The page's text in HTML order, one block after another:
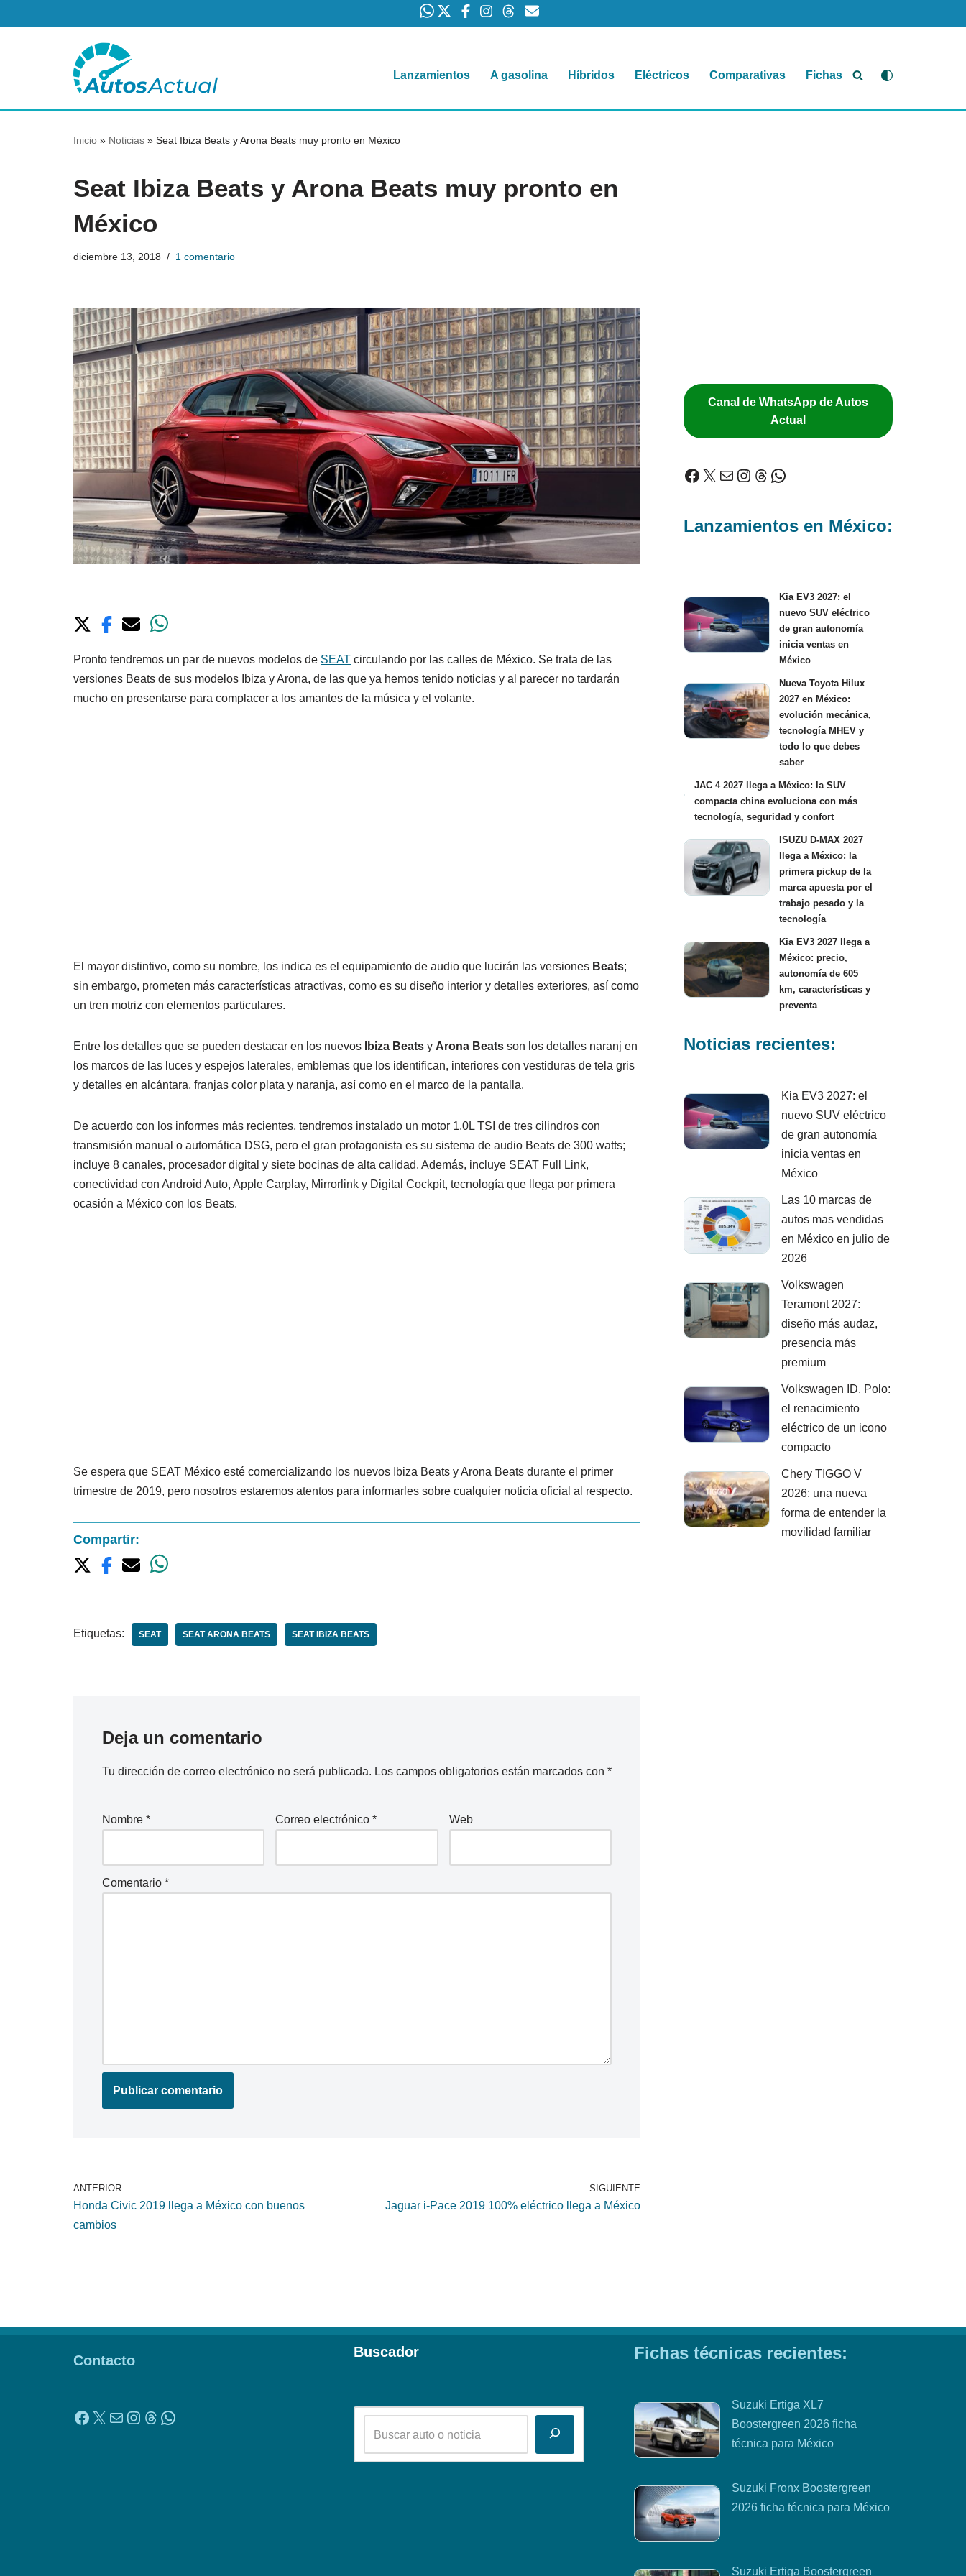
contenido
Lanzamientos A gasolina Híbridos Eléctricos Comparativas Fichas
Inicio » Noticias » Seat Ibiza Beats y Arona Beats muy pronto en México
Seat Ibiza Beats y Arona Beats muy pronto en
México
diciembre 13, 2018 1 comentario
Pronto tendremos un par de nuevos modelos de SEAT circulando por las calles de México. Se trata de las
versiones Beats de sus modelos Ibiza y Arona, de las que ya hemos tenido noticias y al parecer no tardarán
mucho en presentarse para complacer a los amantes de la música y el volante.
El mayor distintivo, como su nombre, los indica es el equipamiento de audio que lucirán las versiones Beats;
sin embargo, prometen más características atractivas, como es su diseño interior y detalles exteriores, así como
un tren motriz con elementos particulares.
Entre los detalles que se pueden destacar en los nuevos Ibiza Beats y Arona Beats son los detalles naranj en
los marcos de las luces y espejos laterales, emblemas que los identifican, interiores con vestiduras de tela gris
y detalles en alcántara, franjas color plata y naranja, así como en el marco de la pantalla.
De acuerdo con los informes más recientes, tendremos instalado un motor 1.0L TSI de tres cilindros con
transmisión manual o automática DSG, pero el gran protagonista es su sistema de audio Beats de 300 watts;
incluye 8 canales, procesador digital y siete bocinas de alta calidad. Además, incluye SEAT Full Link,
conectividad con Android Auto, Apple Carplay, Mirrorlink y Digital Cockpit, tecnología que llega por primera
ocasión a México con los Beats.
Se espera que SEAT México esté comercializando los nuevos Ibiza Beats y Arona Beats durante el primer
trimestre de 2019, pero nosotros estaremos atentos para informarles sobre cualquier noticia oficial al respecto.
Compartir:
Etiquetas: SEAT SEAT ARONA BEATS SEAT IBIZA BEATS
Deja un comentario
Tu dirección de correo electrónico no será publicada. Los campos obligatorios están marcados con *
Nombre * Correo electrónico* Web
Comentario *
ANTERIOR
Honda Civic 2019 llega a México con buenos
cambios
SIGUIENTE
Jaguar i-Pace 2019 100% eléctrico llega a México
Canal de WhatsApp de Autos
Actual
Lanzamientos en México:
Kia EV3 2027: el
nuevo SUV eléctrico
de gran autonomía
inicia ventas en
México
Nueva Toyota Hilux
2027 en México:
evolución mecánica,
tecnología MHEV y
todo lo que debes
saber
JAC 4 2027 llega a México: la SUV
compacta china evoluciona con más
tecnología, seguridad y confort
ISUZU D-MAX 2027
llega a México: la
primera pickup de la
marca apuesta por el
trabajo pesado y la
tecnología
Kia EV3 2027 llega a
México: precio,
autonomía de 605
km, características y
preventa
Noticias recientes:
Kia EV3 2027: el
nuevo SUV eléctrico
de gran autonomía
inicia ventas en
México
Las 10 marcas de
autos mas vendidas
en México en julio de
2026
Volkswagen
Teramont 2027:
diseño más audaz,
presencia más
premium
Volkswagen ID. Polo:
el renacimiento
eléctrico de un icono
compacto
Chery TIGGO V
2026: una nueva
forma de entender la
movilidad familiar
Contacto
Buscador Fichas técnicas recientes:
Suzuki Ertiga XL7
Boostergreen 2026 ficha
técnica para México
Suzuki Fronx Boostergreen
2026 ficha técnica para México
Suzuki Ertiga Boostergreen